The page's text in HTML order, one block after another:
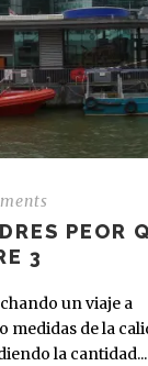
PEOR
3
un viaje a
medidas de la
la cantidad...